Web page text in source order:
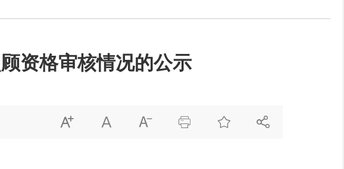
资格审核情况的公示
     